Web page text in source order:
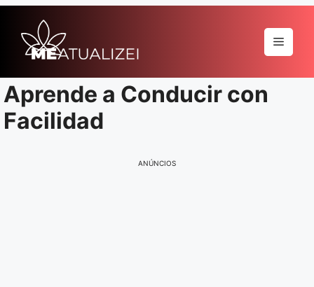
para
Menu
Aprende a Conducir con
Facilidad
ANÚNCIOS